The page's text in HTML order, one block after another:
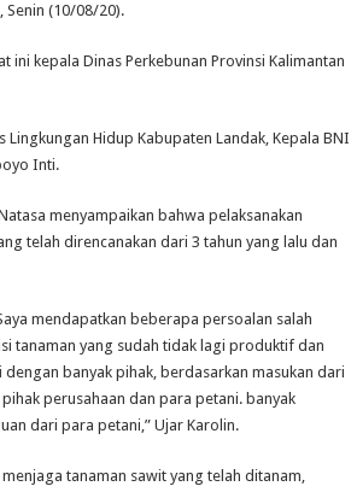
Senin (10/08/20).
kepala Dinas Perkebunan Provinsi Kalimantan
Hidup Kabupaten Landak, Kepala BNI
Inti.
menyampaikan bahwa pelaksanakan
telah direncanakan dari 3 tahun yang lalu dan
mendapatkan beberapa persoalan salah
tanaman yang sudah tidak lagi produktif dan
banyak pihak, berdasarkan masukan dari
perusahaan dan para petani. banyak
dari para petani,” Ujar Karolin.
tanaman sawit yang telah ditanam,